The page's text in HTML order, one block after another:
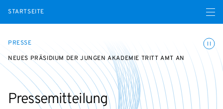
STARTSEITE Menü
PRESSE
NEUES PRÄSIDIUM DER JUNGEN AKADEMIE TRITT AMT AN
Pressemitteilung